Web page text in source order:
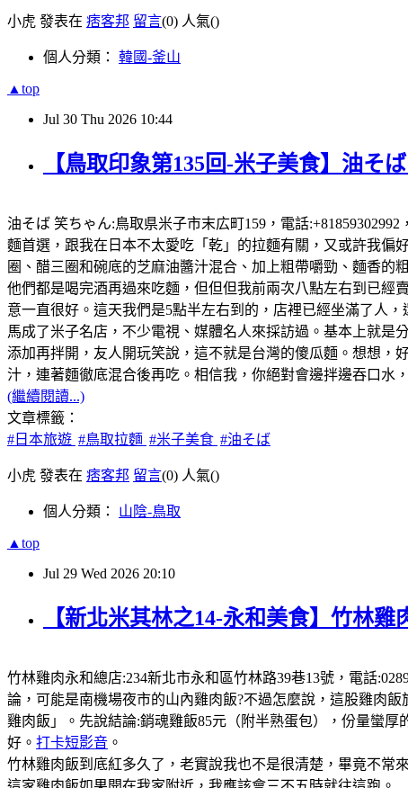
小虎 發表在 痞客邦 留言(0) 人氣()
個人分類： 韓國-釜山
▲top
Jul 30 Thu 2026 10:44
【鳥取印象第135回-米子美食】油そ
油そば 笑ちゃん:鳥取県米子市末広町159，電話
麵首選，跟我在日本不太愛吃「乾」的拉麵有關，又或許我偏
圈、醋三圈和碗底的芝麻油醬汁混合、加上粗帶嚼勁、麵香
他們都是喝完酒再過來吃麵，但但但我前兩次八點左右到已經
意一直很好。這天我們是5點半左右到的，店裡已經坐滿了人
馬成了米子名店，不少電視、媒體名人來採訪過。基本上就
添加再拌開，友人開玩笑說，這不就是台灣的傻瓜麵。想想，
汁，連著麵徹底混合後再吃。相信我，你絕對會邊拌邊吞口水
(繼續閱讀...)
文章標籤：
#日本旅遊 #鳥取拉麵 #米子美食 #油そば
小虎 發表在 痞客邦 留言(0) 人氣()
個人分類： 山陰-鳥取
▲top
Jul 29 Wed 2026 20:10
【新北米其林之14-永和美食】竹林
竹林雞肉永和總店:234新北市永和區竹林路39巷13號，電話
論，可能是南機場夜市的山內雞肉飯?不過怎麼說，這股雞肉
雞肉飯」。先說結論:銷魂雞飯85元（附半熟蛋包），份量蠻
好。 打卡短影音 。
竹林雞肉飯到底紅多久了，老實說我也不是很清楚，畢竟不常